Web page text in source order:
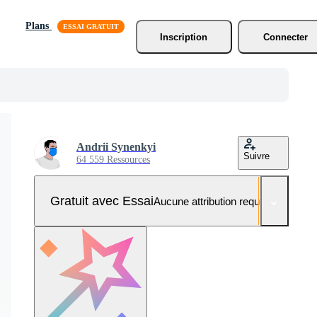
Plans
Inscription
Connecter
Andrii Synenkyi
64 559 Ressources Suivre
Gratuit avec EssaiAucune attribution requise